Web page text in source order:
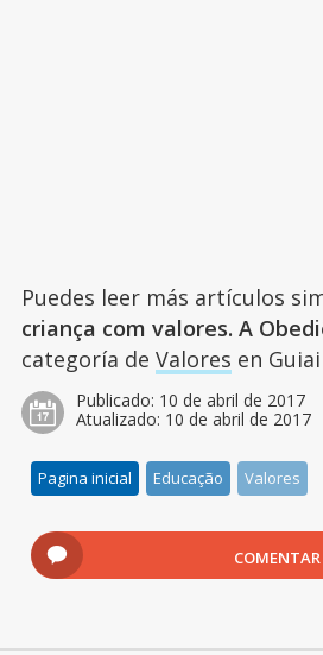
Puedes leer más artículos
criança com valores. A
categoría de Valores en
Publicado: 10 de abril de 2017
Atualizado: 10 de abril de 2017
Pagina inicial Educação Valores
COMENTAR